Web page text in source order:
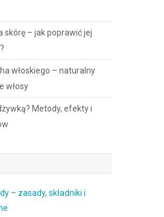
skórę – jak poprawić jej
włoskiego – naturalny
włosy
Metody, efekty i
– zasady, składniki i